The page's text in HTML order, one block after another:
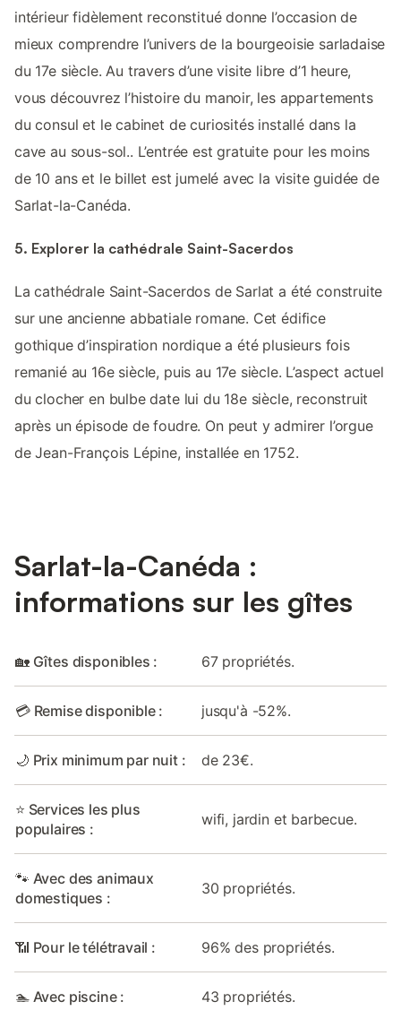
intérieur fidèlement reconstitué donne l’occasion de
mieux comprendre l’univers de la bourgeoisie sarladaise
du 17e siècle. Au travers d’une visite libre d’1 heure,
vous découvrez l’histoire du manoir, les appartements
du consul et le cabinet de curiosités installé dans la
cave au sous-sol.. L’entrée est gratuite pour les moins
de 10 ans et le billet est jumelé avec la visite guidée de
Sarlat-la-Canéda.
5. Explorer la cathédrale Saint-Sacerdos
La cathédrale Saint-Sacerdos de Sarlat a été construite
sur une ancienne abbatiale romane. Cet édifice
gothique d’inspiration nordique a été plusieurs fois
remanié au 16e siècle, puis au 17e siècle. L’aspect actuel
du clocher en bulbe date lui du 18e siècle, reconstruit
après un épisode de foudre. On peut y admirer l’orgue
de Jean-François Lépine, installée en 1752.
Sarlat-la-Canéda :
informations sur les gîtes
🏡 Gîtes disponibles : 67 propriétés.
💳 Remise disponible : jusqu'à -52%.
🌙 Prix minimum par nuit : de 23€.
⭐ Services les plus
populaires :
wifi, jardin et barbecue.
🐾 Avec des animaux
domestiques :
30 propriétés.
📶 Pour le télétravail : 96% des propriétés.
🏊 Avec piscine : 43 propriétés.